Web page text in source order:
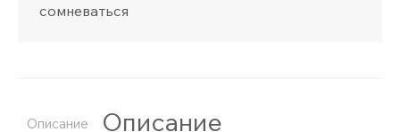
сомневаться
Описание Описание